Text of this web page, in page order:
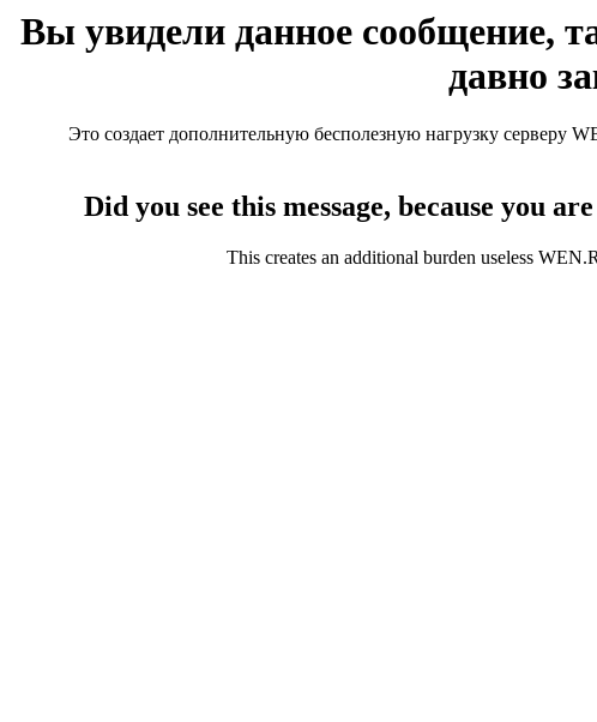
Вы увидели данное сообщение,
давно
Это создает дополнительную бесполезную нагрузку серверу
Did you see this message, because you
This creates an additional burden useless